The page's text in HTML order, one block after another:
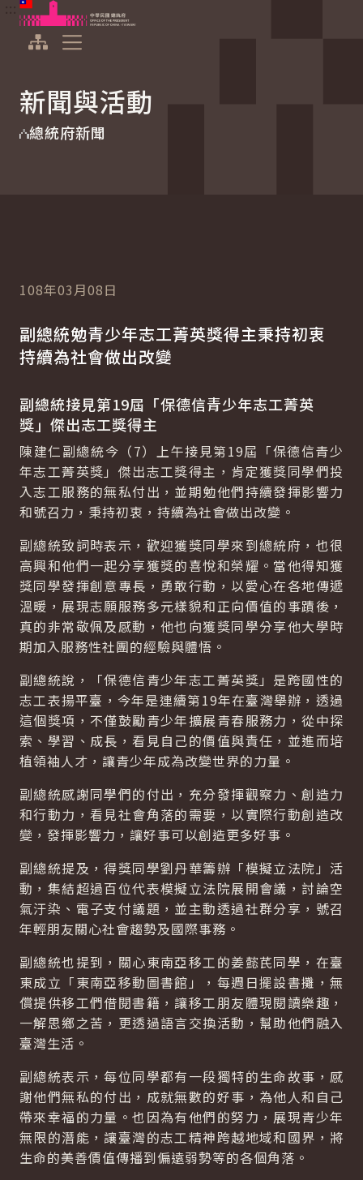
跳到主要內容
中華民國總統府
新聞與活動
總統府新聞
108年03月08日
副總統勉青少年志工菁英獎得主秉持初衷
持續為社會做出改變
副總統接見第19屆「保德信青少年志工菁英
獎」傑出志工獎得主
陳建仁副總統今（7）上午接見第19屆「保德信青少
年志工菁英獎」傑出志工獎得主，肯定獲獎同學們投
入志工服務的無私付出，並期勉他們持續發揮影響力
和號召力，秉持初衷，持續為社會做出改變。
副總統致詞時表示，歡迎獲獎同學來到總統府，也很
高興和他們一起分享獲獎的喜悅和榮耀。當他得知獲
獎同學發揮創意專長，勇敢行動，以愛心在各地傳遞
溫暖，展現志願服務多元樣貌和正向價值的事蹟後，
真的非常敬佩及感動，他也向獲獎同學分享他大學時
期加入服務性社團的經驗與體悟。
副總統說，「保德信青少年志工菁英獎」是跨國性的
志工表揚平臺，今年是連續第19年在臺灣舉辦，透過
這個獎項，不僅鼓勵青少年擴展青春服務力，從中探
索、學習、成長，看見自己的價值與責任，並進而培
植領袖人才，讓青少年成為改變世界的力量。
副總統感謝同學們的付出，充分發揮觀察力、創造力
和行動力，看見社會角落的需要，以實際行動創造改
變，發揮影響力，讓好事可以創造更多好事。
副總統提及，得獎同學劉丹華籌辦「模擬立法院」活
動，集結超過百位代表模擬立法院展開會議，討論空
氣汙染、電子支付議題，並主動透過社群分享，號召
年輕朋友關心社會趨勢及國際事務。
副總統也提到，關心東南亞移工的姜懿芪同學，在臺
東成立「東南亞移動圖書館」，每週日擺設書攤，無
償提供移工們借閱書籍，讓移工朋友體現閱讀樂趣，
一解思鄉之苦，更透過語言交換活動，幫助他們融入
臺灣生活。
副總統表示，每位同學都有一段獨特的生命故事，感
謝他們無私的付出，成就無數的好事，為他人和自己
帶來幸福的力量。也因為有他們的努力，展現青少年
無限的潛能，讓臺灣的志工精神跨越地域和國界，將
生命的美善價值傳播到偏遠弱勢等的各個角落。